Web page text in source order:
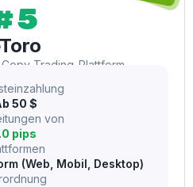
Trading-Plattform
50 $
von
pips
(Web, Mobil, Desktop)